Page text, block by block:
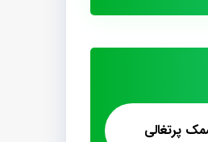
پرتغالی